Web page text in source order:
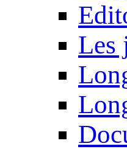
Les